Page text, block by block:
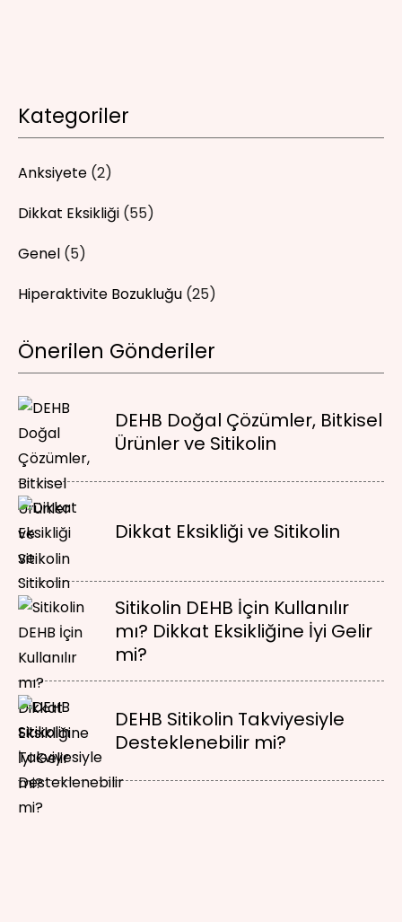
Kategoriler
Anksiyete (2)
Dikkat Eksikliği (55)
Genel (5)
Hiperaktivite Bozukluğu (25)
Önerilen Gönderiler
DEHB Doğal Çözümler, Bitkisel
Ürünler ve Sitikolin
Dikkat Eksikliği ve Sitikolin
Sitikolin DEHB İçin Kullanılır
mı? Dikkat Eksikliğine İyi Gelir
mi?
DEHB Sitikolin Takviyesiyle
Desteklenebilir mi?